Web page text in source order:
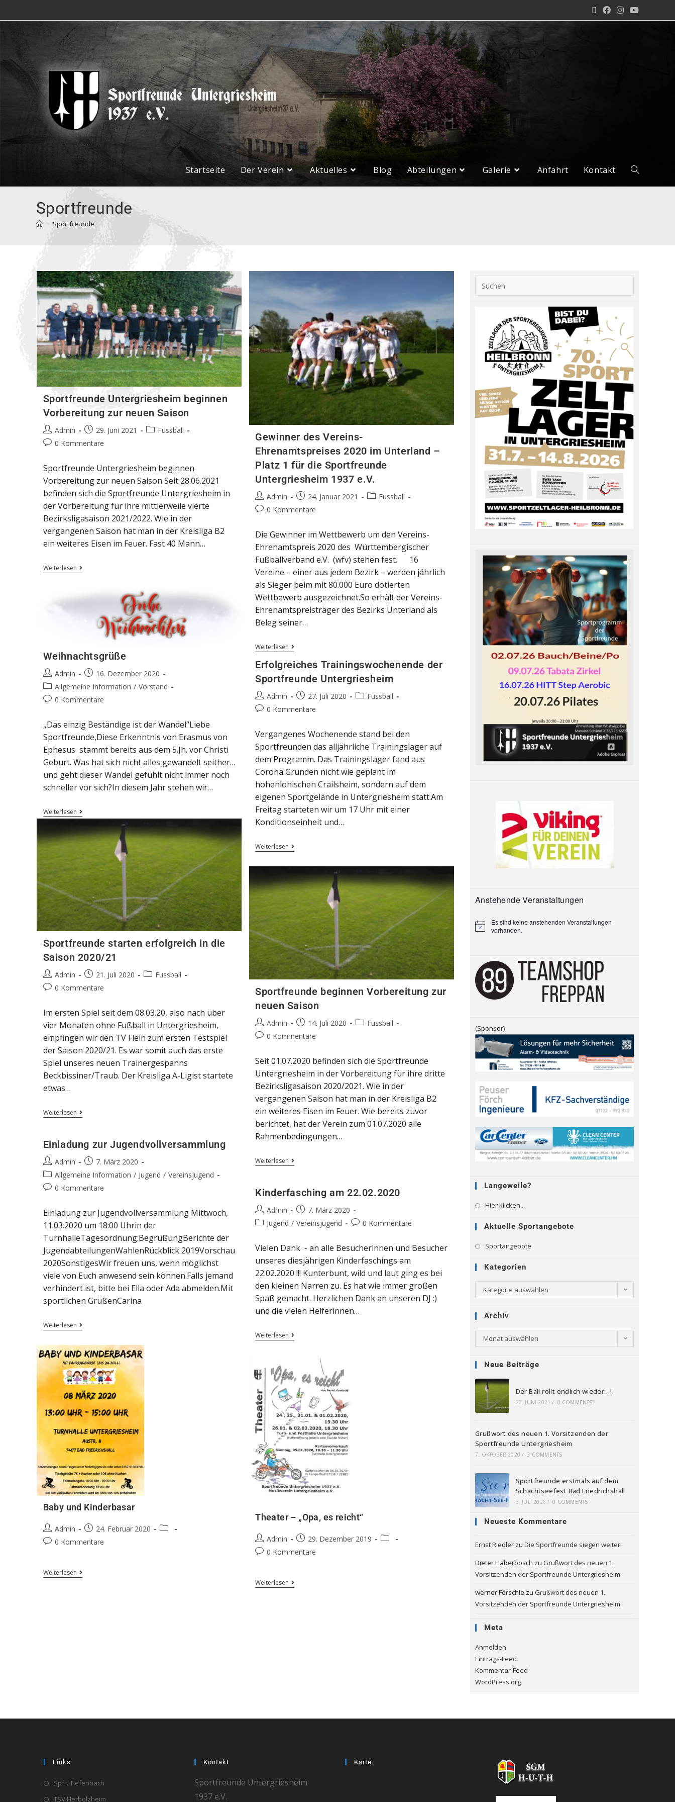
Startseite Der Verein Aktuelles Blog Abteilungen Galerie Anfahrt Kontakt
Sportfreunde
> Sportfreunde
Sportfreunde Untergriesheim beginnen
Vorbereitung zur neuen Saison
Admin 29. Juni 2021
Fussball
0 Kommentare
Sportfreunde Untergriesheim beginnen
Vorbereitung zur neuen Saison Seit 28.06.2021
befinden sich die Sportfreunde Untergriesheim in
der Vorbereitung für ihre mittlerweile vierte
Bezirksligasaison 2021/2022. Wie in der
vergangenen Saison hat man in der Kreisliga B2
ein weiteres Eisen im Feuer. Fast 40 Mann…
Weiterlesen
Gewinner des Vereins-
Ehrenamtspreises 2020 im Unterland –
Platz 1 für die Sportfreunde
Untergriesheim 1937 e.V.
Admin 24. Januar 2021
Fussball
0 Kommentare
Die Gewinner im Wettbewerb um den Vereins-
Ehrenamtspreis 2020 des Württembergischer
Fußballverband e.V. (wfv) stehen fest. 16
Vereine – einer aus jedem Bezirk – werden jährlich
als Sieger beim mit 80.000 Euro dotierten
Wettbewerb ausgezeichnet.So erhält der Vereins-
Ehrenamtspreisträger des Bezirks Unterland als
Beleg seiner…
Weiterlesen
Weihnachtsgrüße
Admin
16. Dezember 2020
Allgemeine Information / Vorstand
0 Kommentare
„Das einzig Beständige ist der Wandel“Liebe
Sportfreunde,Diese Erkenntnis von Erasmus von
Ephesus stammt bereits aus dem 5.Jh. vor Christi
Geburt. Was hat sich nicht alles gewandelt seither…
und geht dieser Wandel gefühlt nicht immer noch
schneller vor sich?In diesem Jahr stehen wir…
Weiterlesen
Erfolgreiches Trainingswochenende der
Sportfreunde Untergriesheim
Admin 27. Juli 2020
Fussball
0 Kommentare
Vergangenes Wochenende stand bei den
Sportfreunden das alljährliche Trainingslager auf
dem Programm. Das Trainingslager fand aus
Corona Gründen nicht wie geplant im
hohenlohischen Crailsheim, sondern auf dem
eigenen Sportgelände in Untergriesheim statt.Am
Freitag starteten wir um 17 Uhr mit einer
Konditionseinheit und…
Weiterlesen
Sportfreunde starten erfolgreich in die
Saison 2020/21
Admin 21. Juli 2020
Fussball
0 Kommentare
Im ersten Spiel seit dem 08.03.20, also nach über
vier Monaten ohne Fußball in Untergriesheim,
empfingen wir den TV Flein zum ersten Testspiel
der Saison 2020/21. Es war somit auch das erste
Spiel unseres neuen Trainergespanns
Beckbissiner/Traub. Der Kreisliga A-Ligist startete
etwas…
Weiterlesen
Sportfreunde beginnen Vorbereitung zur
neuen Saison
Admin 14. Juli 2020
Fussball
0 Kommentare
Seit 01.07.2020 befinden sich die Sportfreunde
Untergriesheim in der Vorbereitung für ihre dritte
Bezirksligasaison 2020/2021. Wie in der
vergangenen Saison hat man in der Kreisliga B2
ein weiteres Eisen im Feuer. Wie bereits zuvor
berichtet, hat der Verein zum 01.07.2020 alle
Rahmenbedingungen…
Weiterlesen
Einladung zur Jugendvollversammlung
Admin
7. März 2020
Allgemeine Information / Jugend / Vereinsjugend
0 Kommentare
Einladung zur Jugendvollversammlung Mittwoch,
11.03.2020 um 18:00 Uhrin der
TurnhalleTagesordnung:BegrüßungBerichte der
JugendabteilungenWahlenRückblick 2019Vorschau
2020SonstigesWir freuen uns, wenn möglichst
viele von Euch anwesend sein können.Falls jemand
verhindert ist, bitte bei Ella oder Ada abmelden.Mit
sportlichen GrüßenCarina
Weiterlesen
Kinderfasching am 22.02.2020
Admin
7. März 2020
Jugend / Vereinsjugend 0 Kommentare
Vielen Dank - an alle Besucherinnen und Besucher
unseres diesjährigen Kinderfaschings am
22.02.2020 !!! Kunterbunt, wild und laut ging es bei
den kleinen Narren zu. Es hat wie immer großen
Spaß gemacht. Herzlichen Dank an unseren DJ :)
und die vielen Helferinnen…
Weiterlesen
Baby und Kinderbasar
Admin
24. Februar 2020
0 Kommentare
Weiterlesen
Theater – „Opa, es reicht“
Admin
29. Dezember 2019
0 Kommentare
Weiterlesen
Anstehende Veranstaltungen
H
s
Es sind keine anstehenden Veranstaltungen
vorhanden.
(Sponsor)
Langeweile?
Hier klicken...
Aktuelle Sportangebote
Sportangebote
Kategorien
Kategorie auswählen
Archiv
Monat auswählen
Neue Beiträge
Der Ball rollt endlich wieder…!
22. JUNI 2021 / 0 COMMENTS
Grußwort des neuen 1. Vorsitzenden der
Sportfreunde Untergriesheim
7. OKTOBER 2020 / 3 COMMENTS
Sportfreunde erstmals auf dem
Schachtseefest Bad Friedrichshall
3. JULI 2026 / 0 COMMENTS
Neueste Kommentare
Ernst Riedler zu Die Sportfreunde siegen weiter!
Dieter Haberbosch zu Grußwort des neuen 1.
Vorsitzenden der Sportfreunde Untergriesheim
werner Förschle zu Grußwort des neuen 1.
Vorsitzenden der Sportfreunde Untergriesheim
Meta
Anmelden
Eintrags-Feed
Kommentar-Feed
WordPress.org
Links
Spfr. Tiefenbach
TSV Herbolzheim
Kontakt
Sportfreunde Untergriesheim
1937 e.V.
Karte